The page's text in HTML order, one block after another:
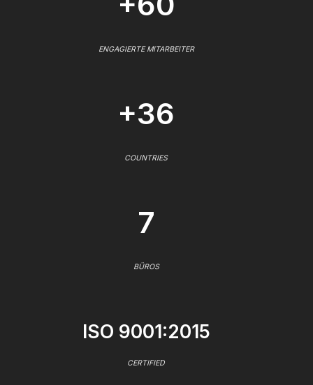
ENGAGIERTE MITARBEITER
+36
COUNTRIES
7
BÜROS
ISO 9001:2015
CERTIFIED